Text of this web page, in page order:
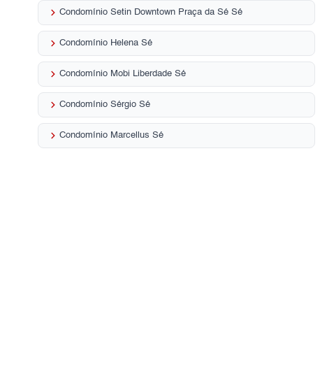
keyboard_arrow_right Condomínio Setin Downtown Praça da Sé Sé
keyboard_arrow_right Condomínio Helena Sé
keyboard_arrow_right Condomínio Mobi Liberdade Sé
keyboard_arrow_right Condomínio Sérgio Sé
keyboard_arrow_right Condomínio Marcellus Sé